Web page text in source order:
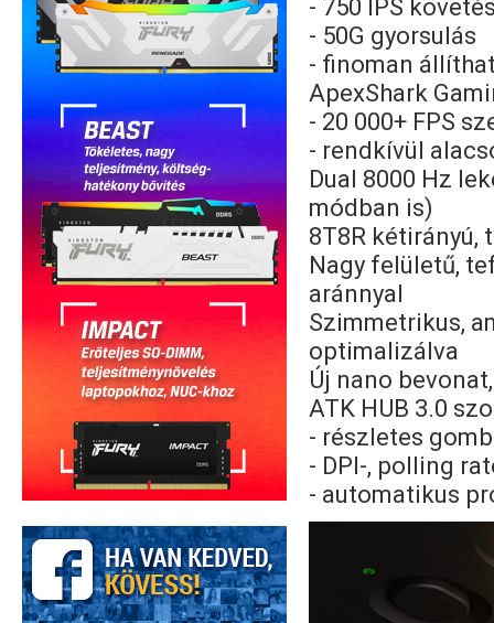
- 750 IPS
- 50G gyorsulás
- finoman
ApexShark
- 20 000+ FPS
- rendkívül
Dual 8000 Hz
módban is)
8T8R
Nagy felületű,
aránnyal
Szimmetrikus,
optimalizálva
Új nano
ATK HUB 3.0
- részletes
- DPI-, polling
- automatikus